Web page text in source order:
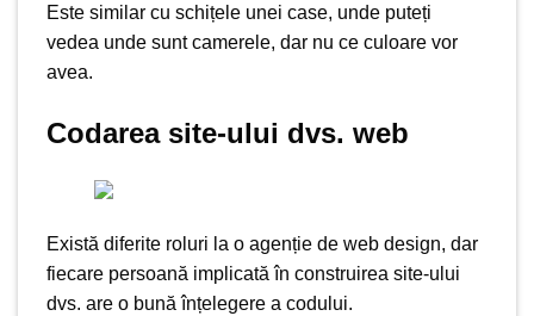
Este similar cu schițele unei case, unde puteți
vedea unde sunt camerele, dar nu ce culoare vor
avea.
Codarea site-ului dvs. web
Există diferite roluri la o agenție de web design, dar
fiecare persoană implicată în construirea site-ului
dvs. are o bună înțelegere a codului.